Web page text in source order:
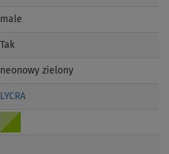
male
Tak
neonowy zielony
LYCRA